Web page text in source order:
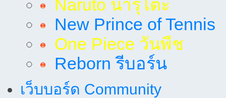
Naruto นารุโตะ
New Prince of Tennis
One Piece วันพีช
Reborn รีบอร์น
เว็บบอร์ด Community